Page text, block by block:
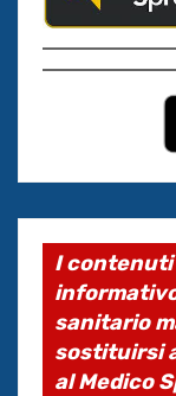
I
sanitario
sostituirsi
al Medico